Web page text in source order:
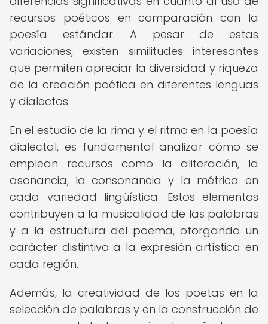
recursos poéticos en comparación con la
poesía estándar. A pesar de estas
variaciones, existen similitudes interesantes
que permiten apreciar la diversidad y riqueza
de la creación poética en diferentes lenguas
y dialectos.
En el estudio de la rima y el ritmo en la poesía
dialectal, es fundamental analizar cómo se
emplean recursos como la aliteración, la
asonancia, la consonancia y la métrica en
cada variedad lingüística. Estos elementos
contribuyen a la musicalidad de las palabras
y a la estructura del poema, otorgando un
carácter distintivo a la expresión artística en
cada región.
Además, la creatividad de los poetas en la
selección de palabras y en la construcción de